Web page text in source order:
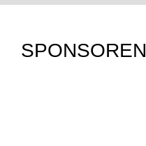
SPONSOREN